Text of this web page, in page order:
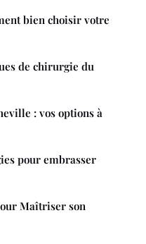
bien choisir votre
de chirurgie du
: vos options à
pour embrasser
Maîtriser son